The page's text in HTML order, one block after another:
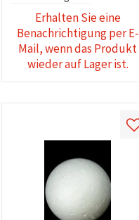
Erhalten Sie eine
Benachrichtigung per E-
Mail, wenn das Produkt
wieder auf Lager ist.